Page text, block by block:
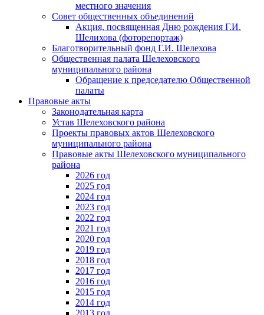
местного значения
Совет общественных объединений
Акция, посвященная Дню рождения Г.И.
Шелихова (фоторепортаж)
Благотворительный фонд Г.И. Шелехова
Общественная палата Шелеховского
муниципального района
Обращение к председателю Общественной
палаты
Правовые акты
Законодательная карта
Устав Шелеховского района
Проекты правовых актов Шелеховского
муниципального района
Правовые акты Шелеховского муниципального
района
2026 год
2025 год
2024 год
2023 год
2022 год
2021 год
2020 год
2019 год
2018 год
2017 год
2016 год
2015 год
2014 год
2013 год